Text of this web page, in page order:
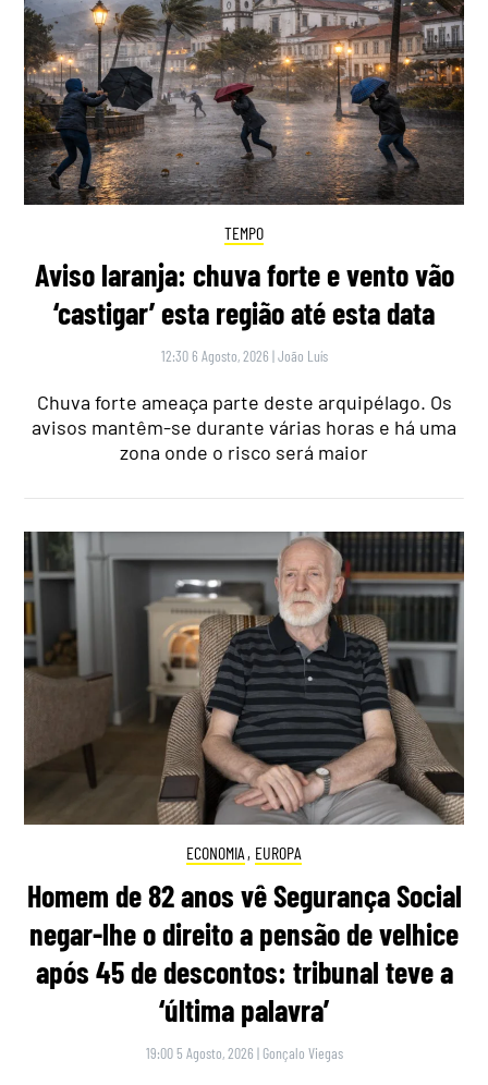
TEMPO
Aviso laranja: chuva forte e vento vão
‘castigar’ esta região até esta data
12:30 6 Agosto, 2026 |João Luís
Chuva forte ameaça parte deste arquipélago. Os
avisos mantêm-se durante várias horas e há uma
zona onde o risco será maior
ECONOMIA , EUROPA
Homem de 82 anos vê Segurança Social
negar-lhe o direito a pensão de velhice
após 45 de descontos: tribunal teve a
‘última palavra’
19:00 5 Agosto, 2026 | Gonçalo Viegas